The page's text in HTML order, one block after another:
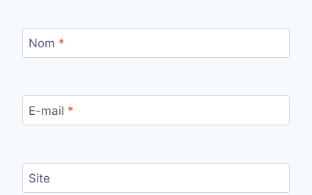
Nom *
E-mail *
Site